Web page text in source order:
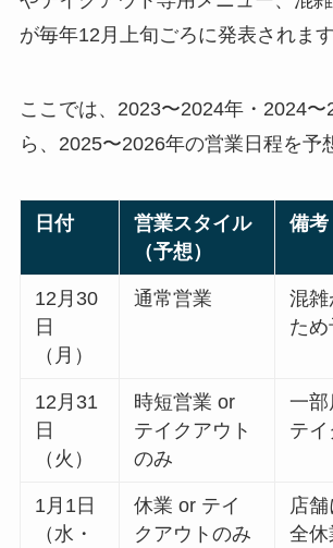
が毎年12月上旬ごろに発表されます
ここでは、2023〜2024年・2024
ら、2025〜2026年の営業日程を予
日付
営業スタイル
（予想）
備考
12月30
日
（月）
通常営業
混雑
た
12月31
日
（火）
時短営業 or
テイクアウト
のみ
一部
テ
1月1日
（水・
休業 or テイ
クアウトのみ
店
全休